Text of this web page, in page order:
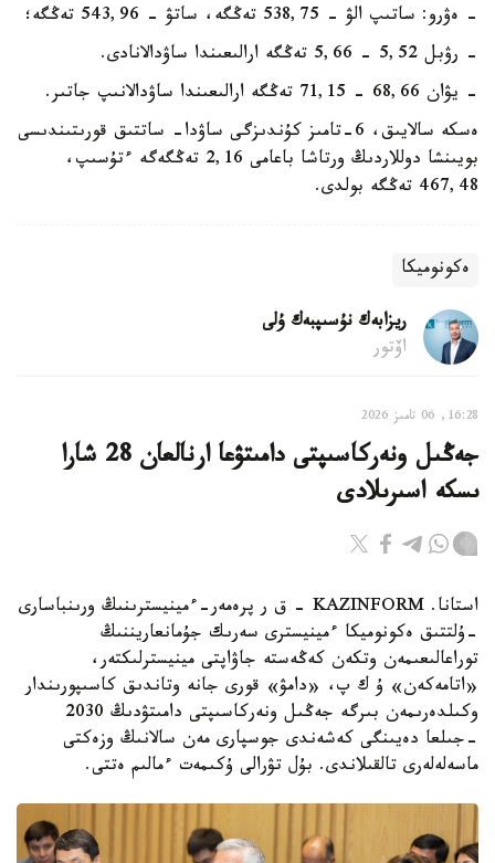
- ەۋرو: ساتىپ الۋ - 538,75 تەڭگە، ساتۋ - 543,96 تەڭگە؛
- رۋبل 5,52 - 5,66 تەڭگە ارالىعىندا ساۋدالانادى.
- يۋان 68,66 - 71,15 تەڭگە ارالىعىندا ساۋدالانىپ جاتىر.
ەسكە سالايىق، 6-تامىز كۇندىزگى ساۋدا- ساتتىق قورىتىندىسى
بويىنشا دوللاردىڭ ورتاشا باعامى 2,16 تەڭگەگە ءتۇسىپ،
467,48 تەڭگە بولدى.
ەكونوميكا
ريزابەك نۇسىپبەك ۇلى
اۆتور
16:28, 06 تامىز 2026
جەڭىل ونەركاسىپتى دامىتۋعا ارنالعان 28 شارا
ىسكە اسىرىلادى
استانا. KAZINFORM - ق ر پرەمەر-ءمينيسترىنىڭ ورىنباسارى
-ۇلتتىق ەكونوميكا ءمينيسترى سەرىك جۇمانعاريننىڭ
توراعالىعىمەن وتكەن كەڭەستە جاۋاپتى مينيسترلىكتەر،
«اتامەكەن» ۇ ك پ، «دامۋ» قورى جانە وتاندىق كاسىپورىندار
وكىلدەرىمەن بىرگە جەڭىل ونەركاسىپتى دامىتۋدىڭ 2030
-جىلعا دەيىنگى كەشەندى جوسپارى مەن سالانىڭ وزەكتى
ماسەلەلەرى تالقىلاندى. بۇل تۋرالى ۇكىمەت ءمالىم ەتتى.